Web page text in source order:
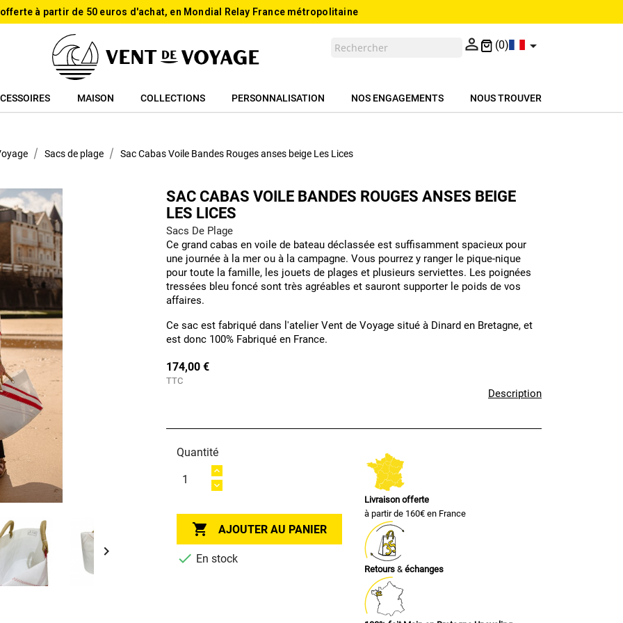
à partir de 50 euros d'achat, en Mondial Relay France métropolitaine
 (0) 
MAISON COLLECTIONS PERSONNALISATION NOS ENGAGEMENTS NOUS TROUVER
Sacs de plage Sac Cabas Voile Bandes Rouges anses beige Les Lices

SAC CABAS VOILE BANDES ROUGES ANSES BEIGE
LES LICES
Sacs De Plage
Ce grand cabas en voile de bateau déclassée est suffisamment spacieux pour
une journée à la mer ou à la campagne. Vous pourrez y ranger le pique-nique
pour toute la famille, les jouets de plages et plusieurs serviettes. Les poignées
tressées bleu foncé sont très agréables et sauront supporter le poids de vos
affaires.
Ce sac est fabriqué dans l'atelier Vent de Voyage situé à Dinard en Bretagne, et
est donc 100% Fabriqué en France.
174,00 €
TTC
Description
Quantité
 AJOUTER AU PANIER
 En stock
Livraison offerte
à partir de 160€ en France
Retours & échanges